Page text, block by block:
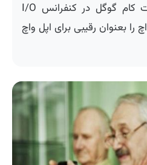
به گزارش لینک بگیر دات کام گوگل در کنفرانس I/O
بعنوان رقیبی برای اپل واچ